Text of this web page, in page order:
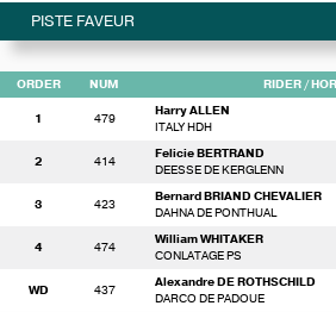
PISTE FAVEUR
ORDER NUM RIDER /
1 479
Harry ALLEN
ITALY HDH
2 414
Felicie BERTRAND
DEESSE DE KERGLENN
3 423
Bernard BRIAND CHEVALIER
DAHNA DE PONTHUAL
4 474
William WHITAKER
CONLATAGE PS
WD 437
Alexandre DE ROTHSCHILD
DARCO DE PADOUE